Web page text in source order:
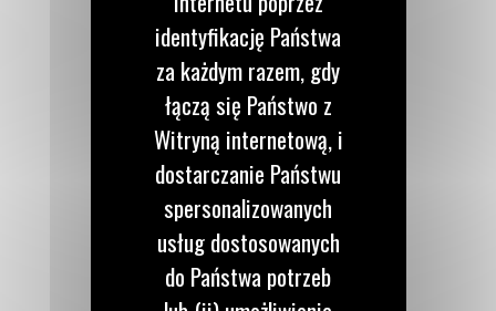
identyfikację Państwa
za każdym razem, gdy
łączą się Państwo z
Witryną internetową, i
dostarczanie Państwu
spersonalizowanych
usług dostosowanych
do Państwa potrzeb